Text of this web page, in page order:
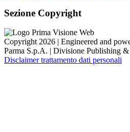
Sezione Copyright
Copyright 2026 | Engineered and
Parma S.p.A. | Divisione Publishing
Disclaimer trattamento dati personali